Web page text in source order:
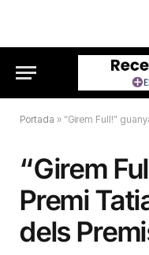
Portada » “Girem Full!” guanya
“Girem
Premi
dels